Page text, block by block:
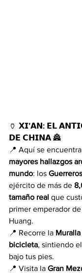
🏺 𝗫𝗜’𝗔𝗡: 𝗘𝗟
𝗗𝗘 𝗖𝗛𝗜𝗡𝗔 🏯
📍 Aquí se
mayores hallazgos
mundo: los
ejército de más de
tamaño real que
primer emperador
Huang.
📍 Recorre la Muralla
bicicleta, sintiendo
bajo tus pies.
📍 Visita la Gran